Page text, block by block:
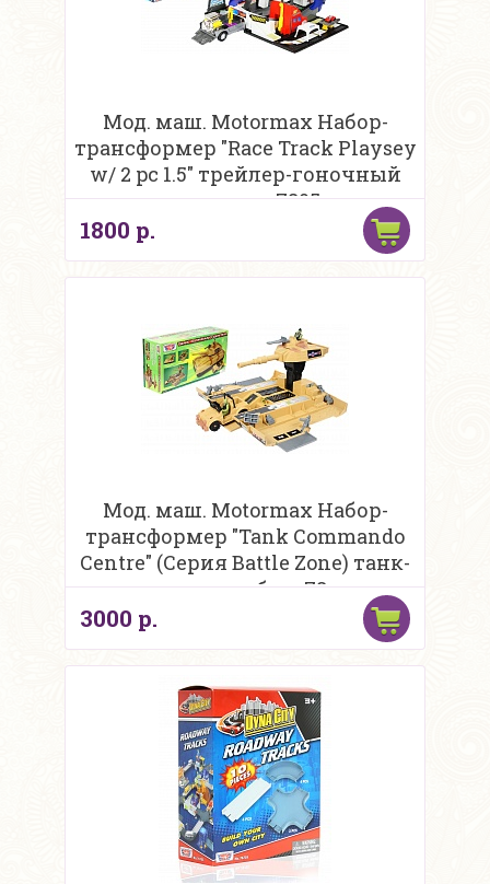
Мод. маш. Motormax Набор-
трансформер "Race Track Playsey
w/ 2 pc 1.5" трейлер-гоночный
автодром 7805
1800 р.
Мод. маш. Motormax Набор-
трансформер "Tank Commando
Centre" (Cерия Battle Zone) танк-
военная база 78
3000 р.